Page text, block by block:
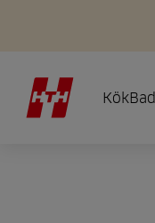
KökBad